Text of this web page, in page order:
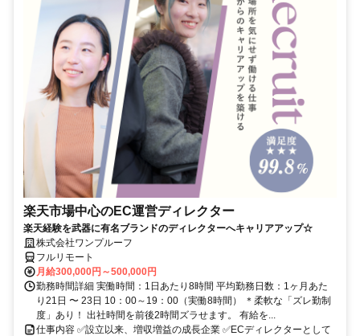
楽天市場中心のEC運営ディレクター
楽天経験を武器に有名ブランドのディレクターへキャリアアップ☆
株式会社ワンプルーフ
フルリモート
月給300,000円～500,000円
勤務時間詳細 実働時間：1日あたり8時間 平均勤務日数：1ヶ月あた
り21日 〜 23日 10：00～19：00（実働8時間） ＊柔軟な「ズレ勤制
度」あり！ 出社時間を前後2時間ズラせます。 有給を...
仕事内容 ✅設立以来、増収増益の成長企業 ✅ECディレクターとして